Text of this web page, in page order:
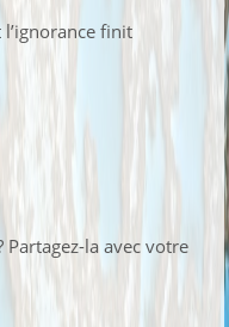
finit
la avec votre